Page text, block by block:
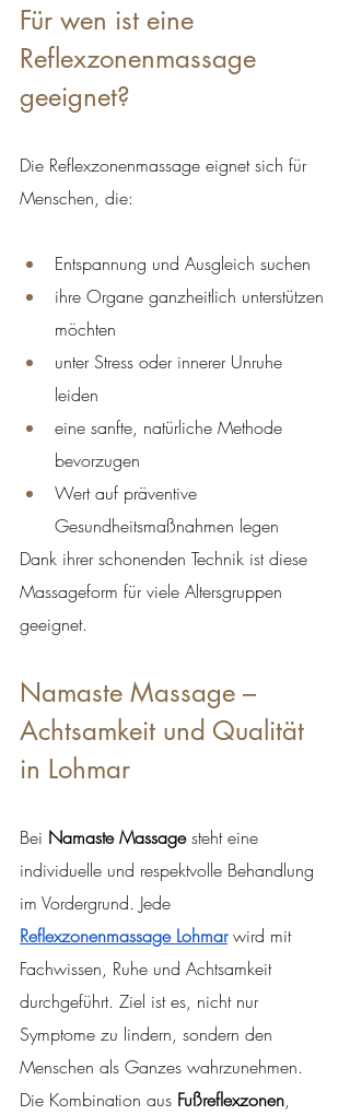
Für wen ist eine
Reflexzonenmassage
geeignet?
Die Reflexzonenmassage eignet sich für
Menschen, die:
Entspannung und Ausgleich suchen
ihre Organe ganzheitlich unterstützen
möchten
unter Stress oder innerer Unruhe
leiden
eine sanfte, natürliche Methode
bevorzugen
Wert auf präventive
Gesundheitsmaßnahmen legen
Dank ihrer schonenden Technik ist diese
Massageform für viele Altersgruppen
geeignet.
Namaste Massage –
Achtsamkeit und Qualität
in Lohmar
Bei Namaste Massage steht eine
individuelle und respektvolle Behandlung
im Vordergrund. Jede
Reflexzonenmassage Lohmar wird mit
Fachwissen, Ruhe und Achtsamkeit
durchgeführt. Ziel ist es, nicht nur
Symptome zu lindern, sondern den
Menschen als Ganzes wahrzunehmen.
Die Kombination aus Fußreflexzonen,